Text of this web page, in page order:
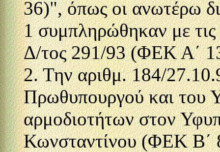
36)", όπως οι ανωτέρω
1 συμπληρώθηκαν με
Δ/τος 291/93 (ΦΕΚ Α΄
2. Την αριθμ. 184/
Πρωθυπουργού και του
αρμοδιοτήτων στον
Κωνσταντίνου (ΦΕΚ Β΄